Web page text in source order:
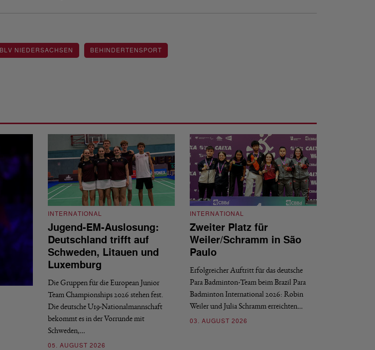
BLV NIEDERSACHSEN BEHINDERTENSPORT
INTERNATIONAL
Jugend-EM-Auslosung:
Deutschland trifft auf
Schweden, Litauen und
Luxemburg
Die Gruppen für die European Junior
Team Championships 2026 stehen fest.
Die deutsche U19-Nationalmannschaft
bekommt es in der Vorrunde mit
Schweden,…
05. AUGUST 2026
INTERNATIONAL
Zweiter Platz für
Weiler/Schramm in São
Paulo
Erfolgreicher Auftritt für das deutsche
Para Badminton-Team beim Brazil Para
Badminton International 2026: Robin
Weiler und Julia Schramm erreichten…
03. AUGUST 2026